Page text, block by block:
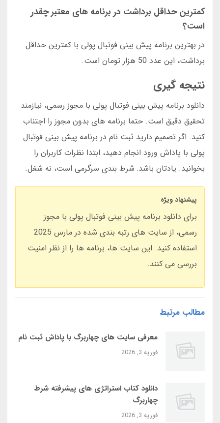
کمترین حداقل برداشت در برنامه های معتبر چقدر
است؟
در بهترین برنامه پیش بینی فوتبال پولی با کمترین حداقل
برداشت، این عدد 50 هزار تومان است.
نتیجه گیری
دانلود برنامه پیش بینی فوتبال پولی با مجوز رسمی، نیازمند
تحقیق دقیق است. حتما برنامه های بدون مجوز را اجتناب
کنید. اگر تصمیم دارید ثبت نام در برنامه پیش بینی فوتبال
پولی با پاداش ورود انجام دهید، ابتدا نظرات کاربران را
بخوانید. یادتان باشد: شرط بندی سرگرمی است، نه شغل.
پیشنهاد ویژه
برای دانلود برنامه پیش بینی فوتبال پولی با مجوز
رسمی، از سایت های رتبه بندی شده در مارس 2025
استفاده کنید. این سایت ها، برنامه ها را از نظر امنیت
بررسی می کنند.
مطالب مرتبط
معرفی سایت‌ های چهاربرگ با پاداش ثبت‌ نام
فوریه 3, 2026
دانلود کتاب استراتژی‌ های پیشرفته شرط
چهاربرگ
فوریه 3, 2026